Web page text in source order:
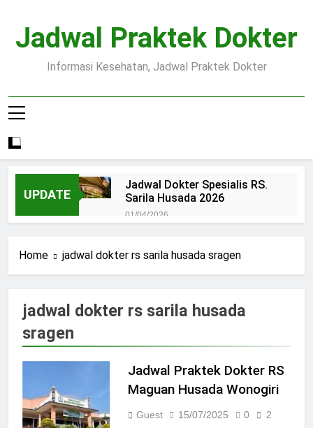
content
Jadwal Praktek Dokter
Informasi Kesehatan, Jadwal Praktek Dokter
UPDATE
Jadwal Dokter Spesialis RS.
Sarila Husada 2026
01/04/2026
15/07/2025
Pendaftaran Pasien BPJS
15/07/2025
Jadwal Praktek Dokter RS
Maguan Husada Wonogiri
15/07/2025
Daftar online rs sarila
Home jadwal dokter rs sarila husada sragen
jadwal dokter rs sarila husada
sragen
Jadwal Praktek Dokter RS
Maguan Husada Wonogiri
Guest 15/07/2025 0
2